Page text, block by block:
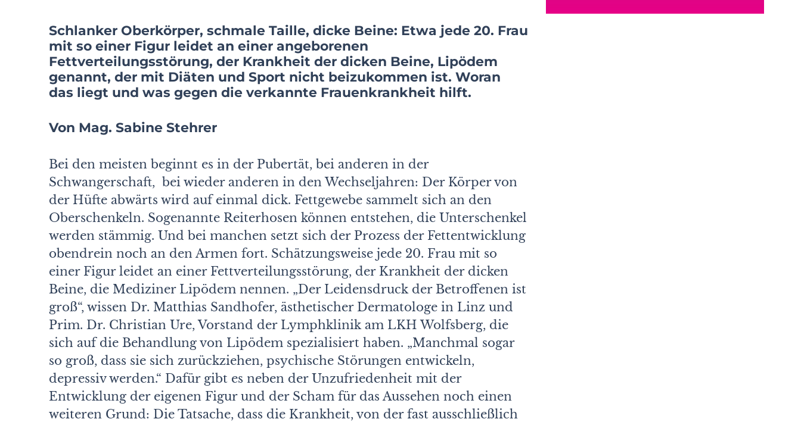
Schlanker Oberkörper, schmale Taille, dicke Beine: Etwa jede 20. Frau
mit so einer Figur leidet an einer angeborenen
Fettverteilungsstörung, der Krankheit der dicken Beine, Lipödem
genannt, der mit Diäten und Sport nicht beizukommen ist. Woran
das liegt und was gegen die verkannte Frauenkrankheit hilft.
Von Mag. Sabine Stehrer
Bei den meisten beginnt es in der Pubertät, bei anderen in der
Schwangerschaft, bei wieder anderen in den Wechseljahren: Der Körper von
der Hüfte abwärts wird auf einmal dick. Fettgewebe sammelt sich an den
Oberschenkeln. Sogenannte Reiterhosen können entstehen, die Unterschenkel
werden stämmig. Und bei manchen setzt sich der Prozess der Fettentwicklung
obendrein noch an den Armen fort. Schätzungsweise jede 20. Frau mit so
einer Figur leidet an einer Fettverteilungsstörung, der Krankheit der dicken
Beine, die Mediziner Lipödem nennen. „Der Leidensdruck der Betroffenen ist
groß“, wissen Dr. Matthias Sandhofer, ästhetischer Dermatologe in Linz und
Prim. Dr. Christian Ure, Vorstand der Lymphklinik am LKH Wolfsberg, die
sich auf die Behandlung von Lipödem spezialisiert haben. „Manchmal sogar
so groß, dass sie sich zurückziehen, psychische Störungen entwickeln,
depressiv werden.“ Dafür gibt es neben der Unzufriedenheit mit der
Entwicklung der eigenen Figur und der Scham für das Aussehen noch einen
weiteren Grund: Die Tatsache, dass die Krankheit, von der fast ausschließlich